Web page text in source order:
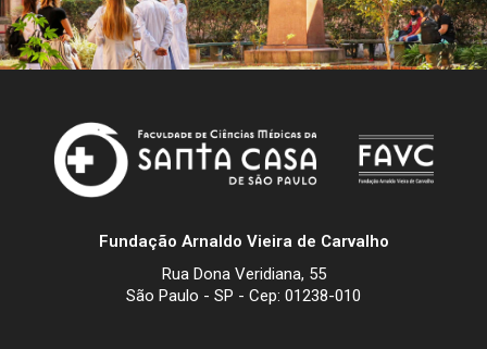
Fundação Arnaldo Vieira de Carvalho
Rua Dona Veridiana, 55
São Paulo - SP - Cep: 01238-010